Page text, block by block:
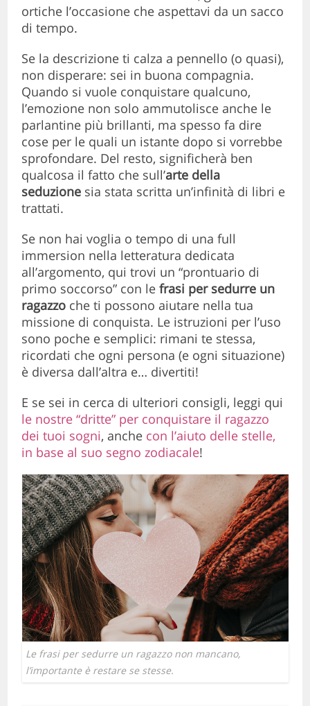
ortiche l’occasione che aspettavi da un sacco
di tempo.
Se la descrizione ti calza a pennello (o quasi),
non disperare: sei in buona compagnia.
Quando si vuole conquistare qualcuno,
l’emozione non solo ammutolisce anche le
parlantine più brillanti, ma spesso fa dire
cose per le quali un istante dopo si vorrebbe
sprofondare. Del resto, significherà ben
qualcosa il fatto che sull’arte della
seduzione sia stata scritta un’infinità di libri e
trattati.
Se non hai voglia o tempo di una full
immersion nella letteratura dedicata
all’argomento, qui trovi un “prontuario di
primo soccorso” con lefrasi per sedurre un
ragazzo che ti possono aiutare nella tua
missione di conquista. Le istruzioni per l’uso
sono poche e semplici: rimani te stessa,
ricordati che ogni persona (e ogni situazione)
è diversa dall’altra e… divertiti!
E se sei in cerca di ulteriori consigli, leggi qui
le nostre “dritte” per conquistare il ragazzo
dei tuoi sogni, anche con l’aiuto delle stelle,
in base al suo segno zodiacale!
Le frasi per sedurre un ragazzo non mancano,
l’importante è restare se stesse.